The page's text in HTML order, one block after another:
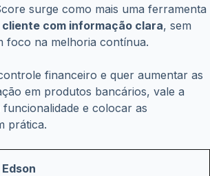
surge como mais uma ferramenta
com informação clara, sem
foco na melhoria contínua.
financeiro e quer aumentar as
em produtos bancários, vale a
e colocar as
prática.
Edson